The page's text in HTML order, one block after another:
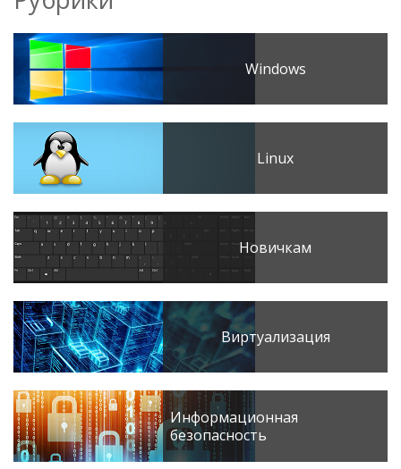
Windows
Linux
Новичкам
Виртуализация
Информационная
безопасность